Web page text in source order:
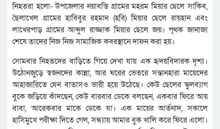
নিহতরা হলো- উপজেলার নয়াবস্তি গ্রামের মহরম মিয়ার ছেলে সাকিব,
ছৈলাখেল গ্রামের হাবিবুর রহমান (হবি) মিয়ার ছেলে রায়হান এবং
লাখেরপাড় গ্রামের আব্দুল রাজ্জাক মিয়ার ছেলে জয়। পৃথক জানাজা
শেষে তাদের নিজ নিজ সামাজিক কবরস্থানে দাফন করা হয়।
সোমবার নিহতদের বাড়িতে গিয়ে দেখা যায় এক হৃদয়বিদারক দৃশ্য।
উঠোনজুড়ে স্বজনদের কান্না, আর ঘরের ভেতরে সন্তানহারা মায়েদের
আহাজারিতে যেন বাতাসও ভারী হয়ে উঠেছে। কেউ ছেলের স্কুলব্যাগ
বুকে জড়িয়ে কাঁদছেন, কেউ বারবার ডেকে বলছেন, একবার ফিরে আয়
বাবা, আরেকবার মাকে ডেকে যা। এক মায়ের আর্তনাদ, সকালে
হাসিমুখে পরীক্ষা দিতে গেল, সন্ধ্যায় আমার বুক খালি করে ফিরে এলো।